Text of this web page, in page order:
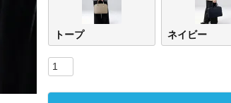
トープ ネイビー